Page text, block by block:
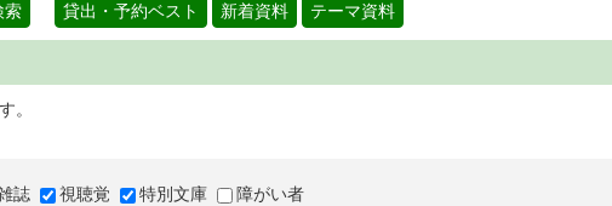
索 貸出・予約ベスト 新着資料 テーマ資料
。
誌 視聴覚 特別文庫 障がい者